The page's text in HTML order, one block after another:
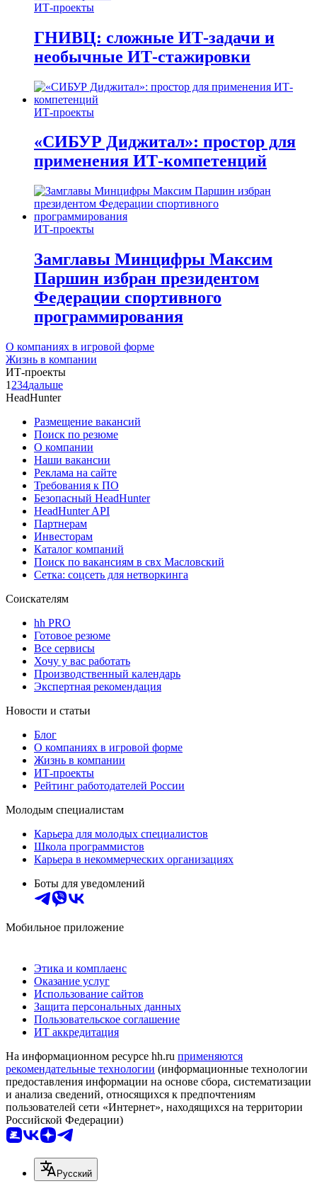
ИТ-проекты
ГНИВЦ: сложные ИТ‑задачи и
необычные ИТ‑стажировки
ИТ-проекты
«СИБУР Диджитал»: простор для
применения ИТ-компетенций
ИТ-проекты
Замглавы Минцифры Максим
Паршин избран президентом
Федерации спортивного
программирования
О компаниях в игровой форме
Жизнь в компании
ИТ-проекты
1 234дальше
HeadHunter
Размещение вакансий
Поиск по резюме
О компании
Наши вакансии
Реклама на сайте
Требования к ПО
Безопасный HeadHunter
HeadHunter API
Партнерам
Инвесторам
Каталог компаний
Поиск по вакансиям в свх Масловский
Сетка: соцсеть для нетворкинга
Соискателям
hh PRO
Готовое резюме
Все сервисы
Хочу у вас работать
Производственный календарь
Экспертная рекомендация
Новости и статьи
Блог
О компаниях в игровой форме
Жизнь в компании
ИТ-проекты
Рейтинг работодателей России
Молодым специалистам
Карьера для молодых специалистов
Школа программистов
Карьера в некоммерческих организациях
Боты для уведомлений
Мобильное приложение
Этика и комплаенс
Оказание услуг
Использование сайтов
Защита персональных данных
Пользовательское соглашение
ИТ аккредитация
На информационном ресурсе hh.ru применяются
рекомендательные технологии (информационные технологии
предоставления информации на основе сбора, систематизации
и анализа сведений, относящихся к предпочтениям
пользователей сети «Интернет», находящихся на территории
Российской Федерации)
Русский